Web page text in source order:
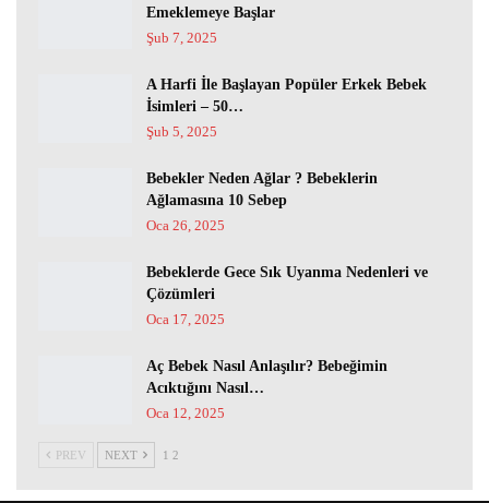
Emeklemeye Başlar
Şub 7, 2025
A Harfi İle Başlayan Popüler Erkek Bebek
İsimleri – 50…
Şub 5, 2025
Bebekler Neden Ağlar ? Bebeklerin
Ağlamasına 10 Sebep
Oca 26, 2025
Bebeklerde Gece Sık Uyanma Nedenleri ve
Çözümleri
Oca 17, 2025
Aç Bebek Nasıl Anlaşılır? Bebeğimin
Acıktığını Nasıl…
Oca 12, 2025
PREV NEXT 1 2